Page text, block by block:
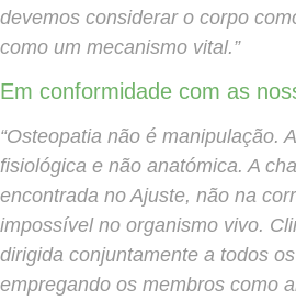
devemos considerar o corpo
como um mecanismo vital.”
Em conformidade com as
“Osteopatia não é manipulação.
fisiológica e não anatómica. A
encontrada no Ajuste, não na
impossível no organismo vivo.
dirigida conjuntamente a todos
empregando os membros como